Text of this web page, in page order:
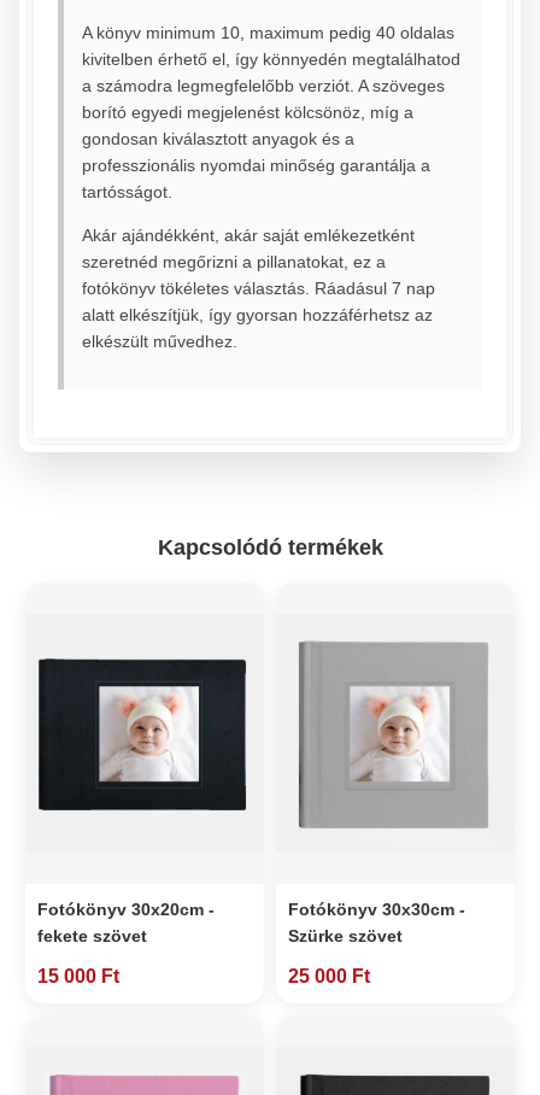
A könyv minimum 10, maximum pedig 40 oldalas
kivitelben érhető el, így könnyedén megtalálhatod
a számodra legmegfelelőbb verziót. A szöveges
borító egyedi megjelenést kölcsönöz, míg a
gondosan kiválasztott anyagok és a
professzionális nyomdai minőség garantálja a
tartósságot.
Akár ajándékként, akár saját emlékezetként
szeretnéd megőrizni a pillanatokat, ez a
fotókönyv tökéletes választás. Ráadásul 7 nap
alatt elkészítjük, így gyorsan hozzáférhetsz az
elkészült művedhez.
Kapcsolódó termékek
Fotókönyv 30x20cm -
fekete szövet
15 000 Ft
Fotókönyv 30x30cm -
Szürke szövet
25 000 Ft